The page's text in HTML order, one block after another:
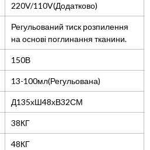
220V/110V(Додатково)
Регульований тиск розпилення
на основі поглинання тканини.
150В
13-100мл(Регульована)
Д135хШ48хВ32СМ
38КГ
48КГ